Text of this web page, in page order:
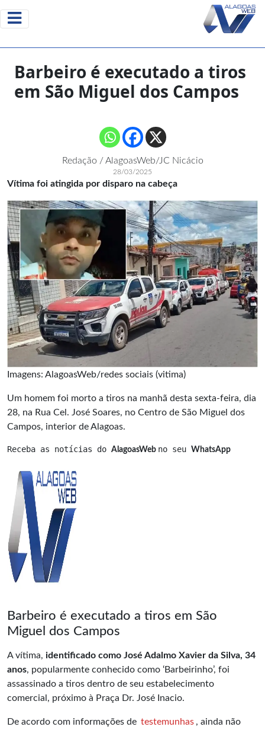
Barbeiro é executado a tiros
em São Miguel dos Campos
Redação / AlagoasWeb/JC Nicácio
28/03/2025
Vítima foi atingida por disparo na cabeça
Imagens: AlagoasWeb/redes sociais (vitima)
Um homem foi morto a tiros na manhã desta sexta-feira, dia
28, na Rua Cel. José Soares, no Centro de São Miguel dos
Campos, interior de Alagoas.
Receba as notícias do AlagoasWeb no seu WhatsApp
Barbeiro é executado a tiros em São
Miguel dos Campos
A vítima, identificado como José Adalmo Xavier da Silva, 34
anos, popularmente conhecido como ‘Barbeirinho’, foi
assassinado a tiros dentro de seu estabelecimento
comercial, próximo à Praça Dr. José Inacio.
De acordo com informações de testemunhas , ainda não